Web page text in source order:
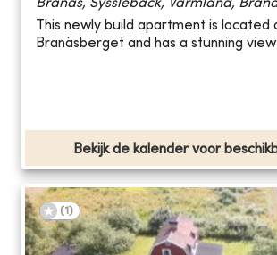
Branäs, Sysslebäck, Värmland,
This newly build apartment is located
Branäsberget and has a stunning
Bekijk de kalender voor
(1 )